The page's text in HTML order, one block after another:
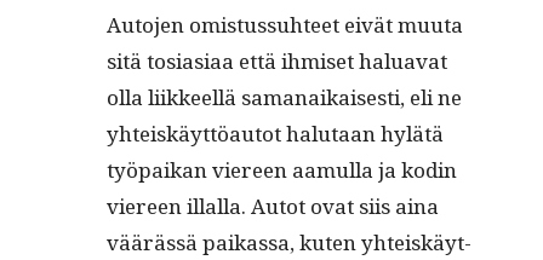
Auto­jen omis­tus­suh­teet eivät muu­ta
sitä tosi­asi­aa että ihmiset halu­a­vat
olla liik­keel­lä samanaikaises­ti, eli ne
yhteiskäyt­töau­tot halu­taan hylätä
työ­paikan viereen aamul­la ja kodin
viereen illal­la. Autot ovat siis aina
väärässä paikas­sa, kuten yhteiskäyt­